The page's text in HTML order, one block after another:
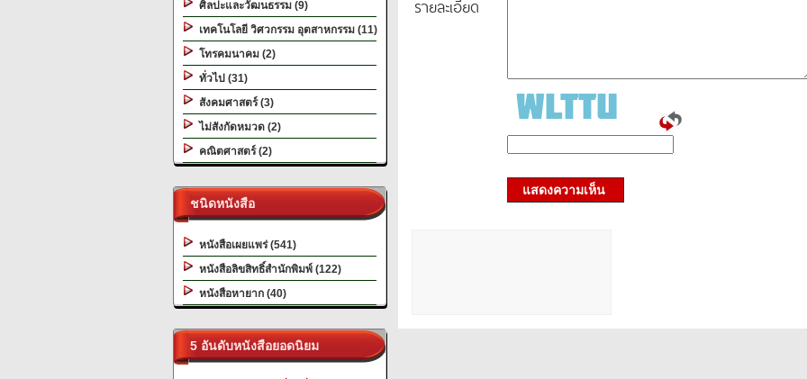
ศิลปะและวัฒนธรรม (9)
เทคโนโลยี วิศวกรรม อุตสาหกรรม (11)
โทรคมนาคม (2)
ทั่วไป (31)
สังคมศาสตร์ (3)
ไม่สังกัดหมวด (2)
คณิตศาสตร์ (2)
ชนิดหนังสือ
หนังสือเผยแพร่ (541)
หนังสือลิขสิทธิ์สำนักพิมพ์ (122)
หนังสือหายาก (40)
5 อันดับหนังสือยอดนิยม
รายละเอียด
แสดงความเห็น